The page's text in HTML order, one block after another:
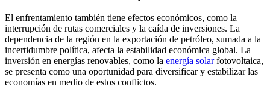
El enfrentamiento también tiene efectos económicos, como la
interrupción de rutas comerciales y la caída de inversiones. La
dependencia de la región en la exportación de petróleo, sumada a la
incertidumbre política, afecta la estabilidad económica global. La
inversión en energías renovables, como la energía solarfotovoltaica,
se presenta como una oportunidad para diversificar y estabilizar las
economías en medio de estos conflictos.